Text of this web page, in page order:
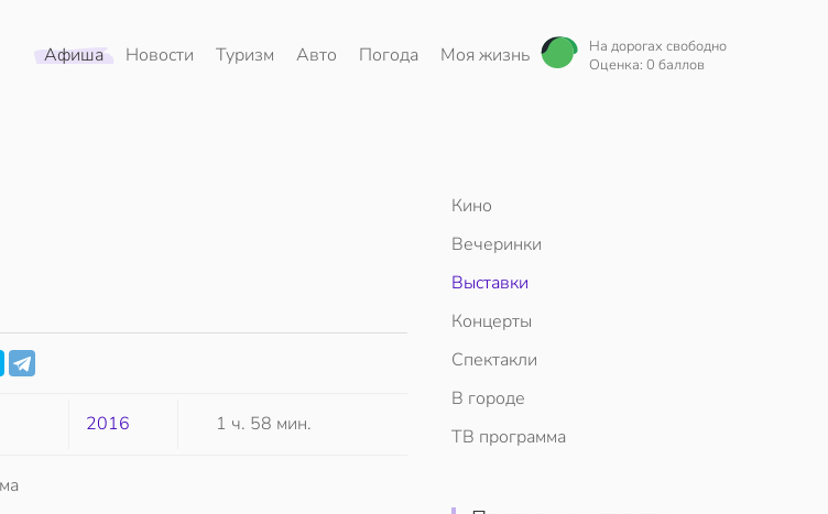
Афиша Новости Туризм Авто Погода Моя жизнь
На дорогах свободно
Оценка: 0 баллов
2016 1 ч. 58 мин.
Кино
Вечеринки
Выставки
Концерты
Спектакли
В городе
ТВ программа